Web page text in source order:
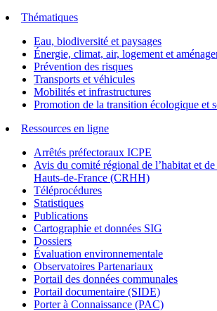
Thématiques
Eau, biodiversité et paysages
Énergie, climat, air, logement et
Prévention des risques
Transports et véhicules
Mobilités et infrastructures
Promotion de la transition écologique et
Ressources en ligne
Arrêtés préfectoraux ICPE
Avis du comité régional de l’habitat et de
Hauts-de-France (CRHH)
Téléprocédures
Statistiques
Publications
Cartographie et données SIG
Dossiers
Évaluation environnementale
Observatoires Partenariaux
Portail des données communales
Portail documentaire (SIDE)
Porter à Connaissance (PAC)